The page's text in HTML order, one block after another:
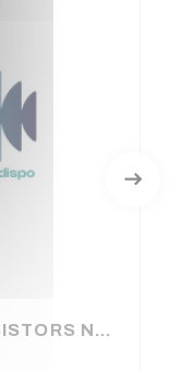
RESEAU 4 TRANSISTORS NPN DARL 80V 1.5A